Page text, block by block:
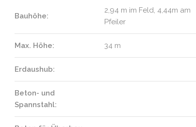
Bauhöhe:
2,94 m im Feld, 4,44m am
Pfeiler
Max. Höhe: 34 m
Erdaushub:
Beton- und
Spannstahl: